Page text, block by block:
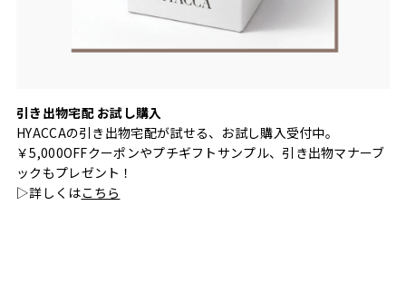
引き出物宅配 お試し購入
HYACCAの引き出物宅配が試せる、お試し購入受付中。
￥5,000OFFクーポンやプチギフトサンプル、引き出物マナーブ
ックもプレゼント！
▷詳しくはこちら